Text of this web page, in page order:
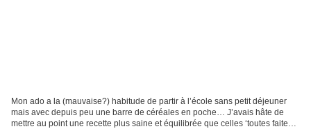
Mon ado a la (mauvaise?) habitude de partir à l’école sans petit déjeuner
mais avec depuis peu une barre de céréales en poche… J’avais hâte de
mettre au point une recette plus saine et équilibrée que celles ‘toutes faites’